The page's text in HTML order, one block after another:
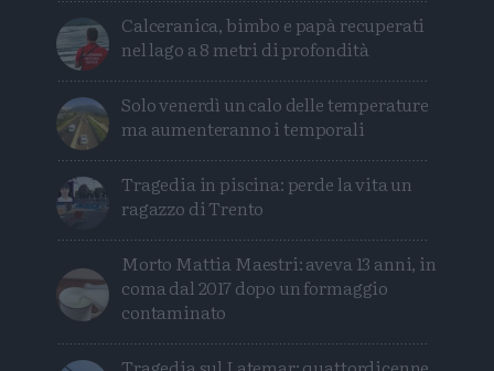
Calceranica, bimbo e papà recuperati
nel lago a 8 metri di profondità
Solo venerdì un calo delle temperature
ma aumenteranno i temporali
Tragedia in piscina: perde la vita un
ragazzo di Trento
Morto Mattia Maestri: aveva 13 anni, in
coma dal 2017 dopo un formaggio
contaminato